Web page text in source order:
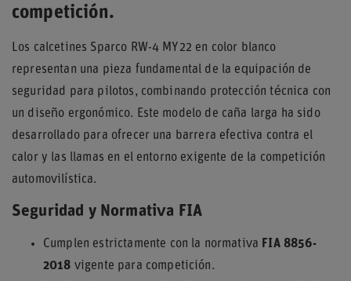
competición.
Los calcetines Sparco RW-4 MY22 en color blanco
representan una pieza fundamental de la equipación de
seguridad para pilotos, combinando protección técnica con
un diseño ergonómico. Este modelo de caña larga ha sido
desarrollado para ofrecer una barrera efectiva contra el
calor y las llamas en el entorno exigente de la competición
automovilística.
Seguridad y Normativa FIA
Cumplen estrictamente con la normativa FIA 8856-
2018 vigente para competición.